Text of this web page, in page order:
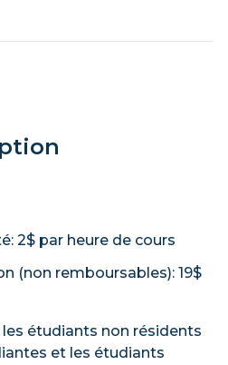
2$ par heure de cours
(non remboursables): 19$
étudiants non résidents
et les étudiants